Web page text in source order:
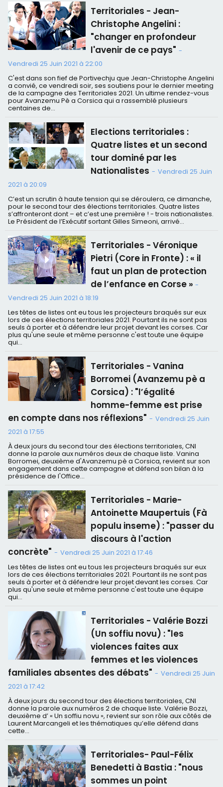
Territoriales - Jean-
Christophe Angelini :
"changer en profondeur
l'avenir de ce pays" -
Vendredi 25 Juin 2021 à 22:00
C'est dans son fief de Portivechju que Jean-Christophe Angelini
a convié, ce vendredi soir, ses soutiens pour le dernier meeting
de la campagne des Territoriales 2021. Un ultime rendez-vous
pour Avanzemu Pè a Corsica qui a rassemblé plusieurs
centaines de...
Elections territoriales :
Quatre listes et un second
tour dominé par les
Nationalistes - Vendredi 25 Juin
2021 à 20:09
C’est un scrutin à haute tension qui se déroulera, ce dimanche,
pour le second tour des élections territoriales. Quatre listes
s’affronteront dont – et c’est une première ! - trois nationalistes.
Le Président de l’Exécutif sortant Gilles Simeoni, arrivé...
Territoriales - Véronique
Pietri (Core in Fronte) : « il
faut un plan de protection
de l’enfance en Corse »-
Vendredi 25 Juin 2021 à 18:19
Les têtes de listes ont eu tous les projecteurs braqués sur eux
lors de ces élections territoriales 2021. Pourtant ils ne sont pas
seuls à porter et à défendre leur projet devant les corses. Car
plus qu'une seule et même personne c'est toute une équipe
qui...
Territoriales - Vanina
Borromei (Avanzemu pè a
Corsica) : "l’égalité
homme-femme est prise
en compte dans nos réflexions" - Vendredi 25 Juin
2021 à 17:55
À deux jours du second tour des élections territoriales, CNI
donne la parole aux numéros deux de chaque liste. Vanina
Borromei, deuxième d'Avanzemu pè a Corsica, revient sur son
engagement dans cette campagne et défend son bilan à la
présidence de l'Office...
Territoriales - Marie-
Antoinette Maupertuis (Fà
populu inseme) : "passer du
discours à l'action
concrète" - Vendredi 25 Juin 2021 à 17:46
Les têtes de listes ont eu tous les projecteurs braqués sur eux
lors de ces élections territoriales 2021. Pourtant ils ne sont pas
seuls à porter et à défendre leur projet devant les corses. Car
plus qu'une seule et même personne c'est toute une équipe
qui...
Territoriales - Valérie Bozzi
(Un soffiu novu) : "les
violences faites aux
femmes et les violences
familiales absentes des débats" - Vendredi 25 Juin
2021 à 17:42
À deux jours du second tour des élections territoriales, CNI
donne la parole aux numéros 2 de chaque liste. Valérie Bozzi,
deuxième d’ « Un soffiu novu », revient sur son rôle aux côtés de
Laurent Marcangeli et les thématiques qu’elle défend dans
cette...
Territoriales- Paul-Félix
Benedetti à Bastia : "nous
sommes un point